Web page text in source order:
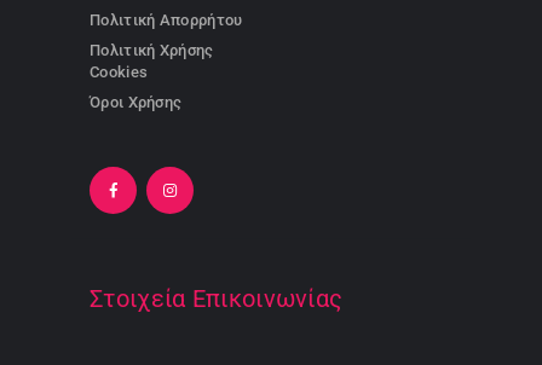
Πολιτική Απορρήτου
Πολιτική Χρήσης
Cookies
Όροι Χρήσης
Στοιχεία Επικοινωνίας